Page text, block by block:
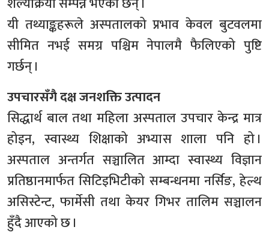
यी तथ्याङ्कहरूले अस्पतालको प्रभाव केवल बुटवलमा
सीमित नभई समग्र पश्चिम नेपालमै फैलिएको पुष्टि
गर्छन् ।
उपचारसँगै दक्ष जनशक्ति उत्पादन
सिद्धार्थ बाल तथा महिला अस्पताल उपचार केन्द्र मात्र
होइन, स्वास्थ्य शिक्षाको अभ्यास शाला पनि हो ।
अस्पताल अन्तर्गत सञ्चालित आम्दा स्वास्थ्य विज्ञान
प्रतिष्ठानमार्फत सिटिइभिटीको सम्बन्धनमा नर्सिङ, हेल्थ
असिस्टेन्ट, फार्मेसी तथा केयर गिभर तालिम सञ्चालन
हुँदै आएको छ ।